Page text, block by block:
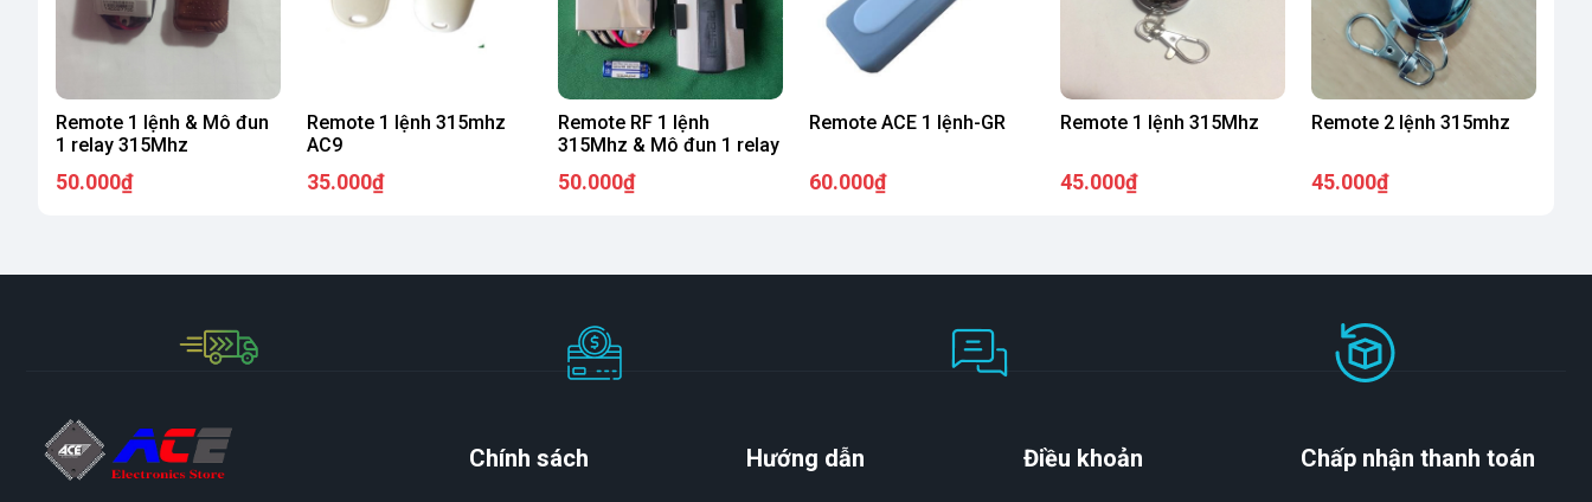
Remote 1 lệnh & Mô đun
1 relay 315Mhz
50.000₫
Remote 1 lệnh 315mhz
AC9
35.000₫
Remote RF 1 lệnh
315Mhz & Mô đun 1 relay
50.000₫
Remote ACE 1 lệnh-GR
60.000₫
Remote 1 lệnh 315Mhz
45.000₫
Remote 2 lệnh 315mhz
45.000₫
Chính sách Hướng dẫn Điều khoản Chấp nhận thanh toán